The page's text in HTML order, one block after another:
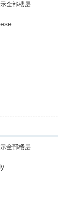
全部楼层
全部楼层